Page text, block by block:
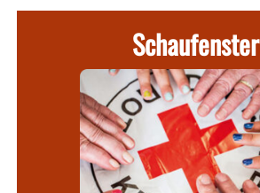
Schaufenster